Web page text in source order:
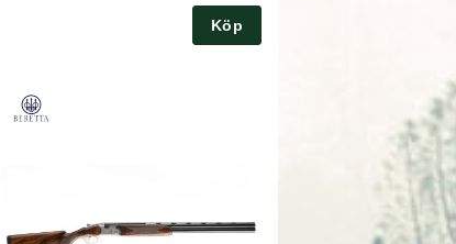
Köp